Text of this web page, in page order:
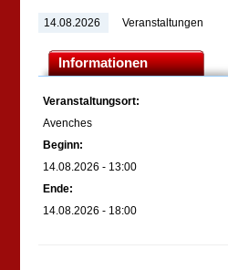
14.08.2026 Veranstaltungen
Informationen
Veranstaltungsort:
Avenches
Beginn:
14.08.2026 - 13:00
Ende:
14.08.2026 - 18:00